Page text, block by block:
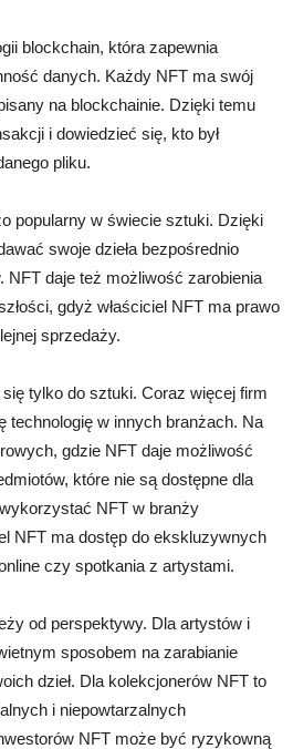
blockchain, która zapewnia
danych. Każdy NFT ma swój
na blockchainie. Dzięki temu
i dowiedzieć się, kto był
pliku.
popularny w świecie sztuki. Dzięki
swoje dzieła bezpośrednio
NFT daje też możliwość zarobienia
gdyż właściciel NFT ma prawo
sprzedaży.
tylko do sztuki. Coraz więcej firm
w innych branżach. Na
gdzie NFT daje możliwość
które nie są dostępne dla
NFT w branży
NFT ma dostęp do ekskluzywnych
czy spotkania z artystami.
od perspektywy. Dla artystów i
sposobem na zarabianie
dzieł. Dla kolekcjonerów NFT to
i niepowtarzalnych
NFT może być ryzykowną